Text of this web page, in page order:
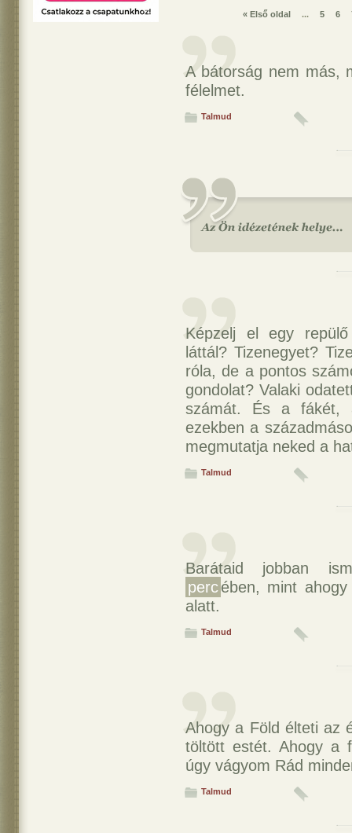
« Első oldal ... 5 6
A bátorság nem más,
félelmet.
Talmud
Képzelj el egy
láttál? Tizenegyet?
róla, de a pontos
gondolat? Valaki
számát. És a fákét,
ezekben a
megmutatja neked a
Talmud
Barátaid jobban
percében, mint
alatt.
Talmud
Ahogy a Föld élteti az
töltött estét. Ahogy a
úgy vágyom Rád
Talmud